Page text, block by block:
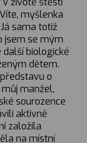
myšlenka
sama totiž
jsem se mým
biologické
dětem.
o
manžel,
sourozence
aktivně
založila
na místní